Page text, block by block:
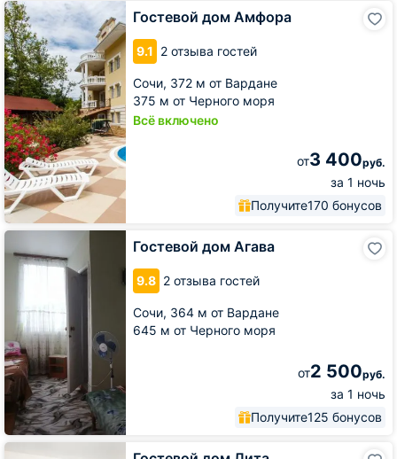
Гостевой дом Амфора
9.1 2 отзыва гостей
Сочи, 372 м от Вардане
375 м от Черного моря
Всё включено
от3 400руб.
за 1 ночь
Получите170 бонусов
Гостевой
дом
Амфора
Гостевой дом Агава
9.8 2 отзыва гостей
Сочи, 364 м от Вардане
645 м от Черного моря
от2 500руб.
за 1 ночь
Получите125 бонусов
Гостевой
дом
Агава
Гостевой